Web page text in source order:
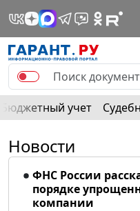
Бюджетный учет
Новости
ФНС России
порядке
компании